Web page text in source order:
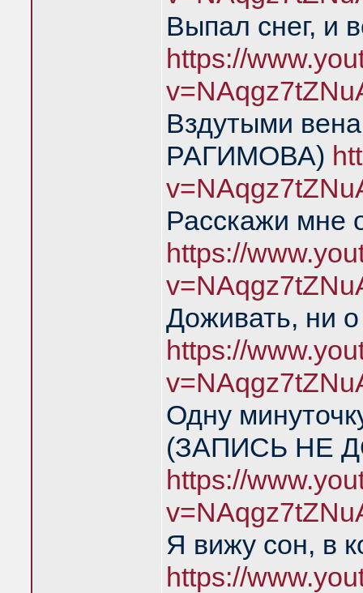
Выпал снег, и
https://
Вздутыми
РАГИМОВА)
Расскажи мне
https://
Доживать, ни
https://
Одну
(ЗАПИСЬ НЕ
https://
Я вижу сон, в
https://